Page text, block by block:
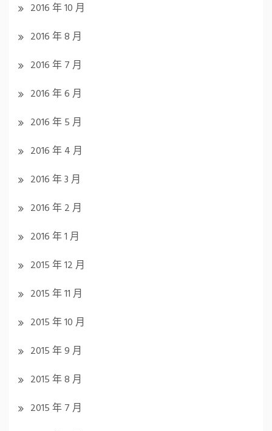
2016 年 10 月
2016 年 8 月
2016 年 7 月
2016 年 6 月
2016 年 5 月
2016 年 4 月
2016 年 3 月
2016 年 2 月
2016 年 1 月
2015 年 12 月
2015 年 11 月
2015 年 10 月
2015 年 9 月
2015 年 8 月
2015 年 7 月